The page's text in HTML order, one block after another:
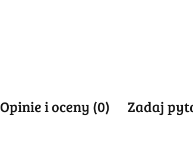
Opinie i oceny (0) Zadaj